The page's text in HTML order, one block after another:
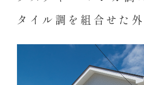
タイル調を組合せた外